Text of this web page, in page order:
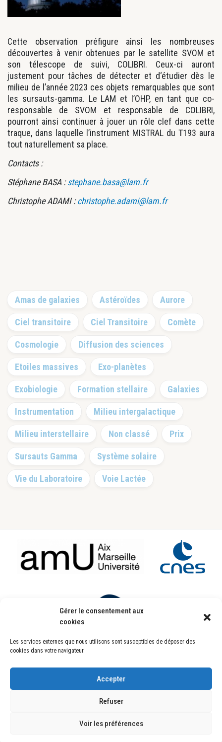
Gérer le consentement aux
cookies
Les services externes que nous utilisons sont susceptibles de déposer des
cookies dans votre navigateur.
Accepter
Refuser
Voir les préférences
Cette observation préfigure ainsi les nombreuses
découvertes à venir obtenues par le satellite SVOM et
son télescope de suivi, COLIBRI. Ceux-ci auront
justement pour tâches de détecter et d‘étudier dès le
milieu de l’année 2023 ces objets remarquables que sont
les sursauts-gamma. Le LAM et l’OHP, en tant que co-
responsable de SVOM et responsable de COLIBRI,
pourront ainsi continuer à jouer un rôle clef dans cette
traque, dans laquelle l’instrument MISTRAL du T193 aura
tout naturellement sa place.
Contacts :
Stéphane BASA :stephane.basa@lam.fr
Christophe ADAMI :christophe.adami@lam.fr
Barre
principale
Amas de galaxies Astéroïdes Aurore
Ciel transitoire Ciel Transitoire Comète
Cosmologie Diffusion des sciences
Etoiles massives Exo-planètes
Exobiologie Formation stellaire Galaxies
Instrumentation Milieu intergalactique
Milieu interstellaire Non classé Prix
Sursauts Gamma Système solaire
Vie du Laboratoire Voie Lactée
Laboratoire d’Astrophysique de Marseille
38, rue Frédéric Joliot-Curie
Copyright © 2022
Mentions Légales Politique de confidentialité